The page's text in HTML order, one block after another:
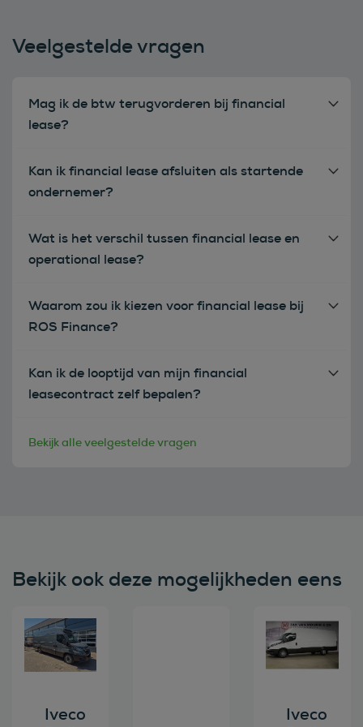
Veelgestelde vragen
Mag ik de btw terugvorderen bij financial
lease?
Kan ik financial lease afsluiten als startende
ondernemer?
Wat is het verschil tussen financial lease en
operational lease?
Waarom zou ik kiezen voor financial lease bij
ROS Finance?
Kan ik de looptijd van mijn financial
leasecontract zelf bepalen?
Bekijk alle veelgestelde vragen
Bekijk ook deze mogelijkheden eens
Bekijk deze auto
Iveco
Bekijk deze
Iveco